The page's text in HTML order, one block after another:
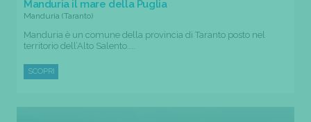
Manduria il mare della Puglia
Manduria (Taranto)
Manduria è un comune della provincia di Taranto posto nel
territorio dell’Alto Salento....
SCOPRI